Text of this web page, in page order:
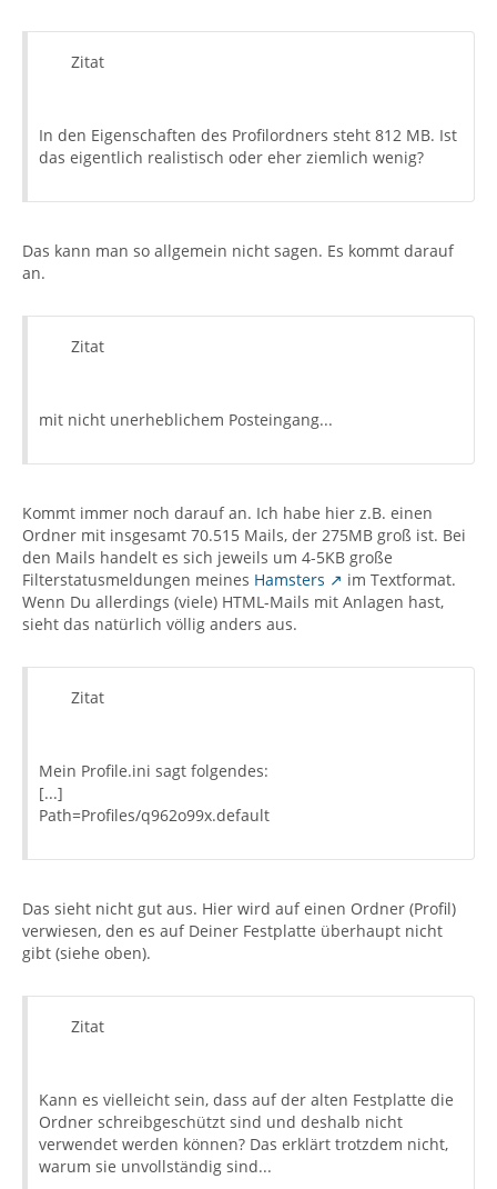
Zitat
In den Eigenschaften des Profilordners steht 812 MB. Ist
das eigentlich realistisch oder eher ziemlich wenig?
Das kann man so allgemein nicht sagen. Es kommt darauf
an.
Zitat
mit nicht unerheblichem Posteingang...
Kommt immer noch darauf an. Ich habe hier z.B. einen
Ordner mit insgesamt 70.515 Mails, der 275MB groß ist. Bei
den Mails handelt es sich jeweils um 4-5KB große
Filterstatusmeldungen meines Hamsters
im Textformat.
Wenn Du allerdings (viele) HTML-Mails mit Anlagen hast,
sieht das natürlich völlig anders aus.
Zitat
Mein Profile.ini sagt folgendes:
[...]
Path=Profiles/q962o99x.default
Das sieht nicht gut aus. Hier wird auf einen Ordner (Profil)
verwiesen, den es auf Deiner Festplatte überhaupt nicht
gibt (siehe oben).
Zitat
Kann es vielleicht sein, dass auf der alten Festplatte die
Ordner schreibgeschützt sind und deshalb nicht
verwendet werden können? Das erklärt trotzdem nicht,
warum sie unvollständig sind...